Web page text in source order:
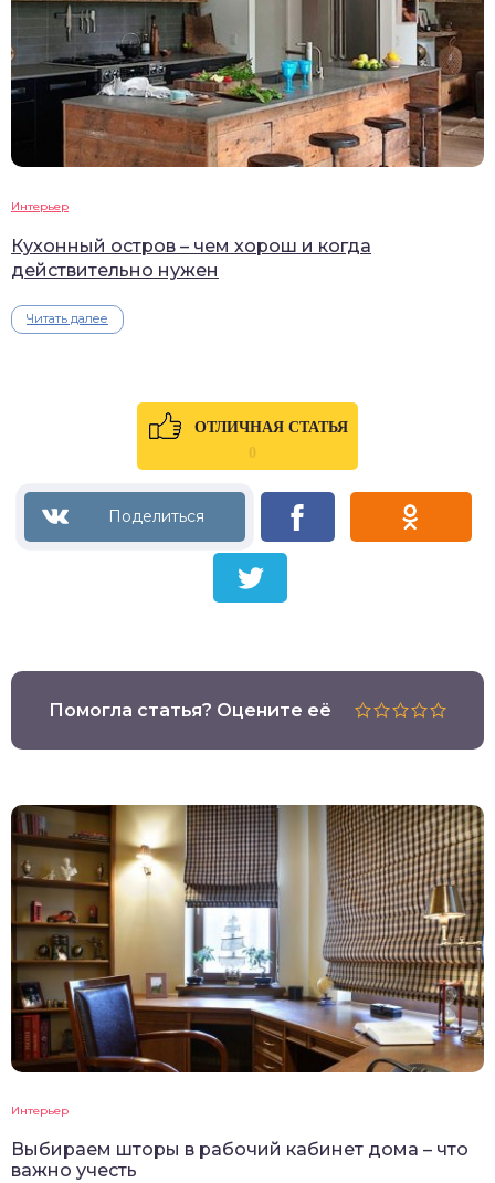
Интерьер
Кухонный остров – чем хорош и когда
действительно нужен
Читать далее
ОТЛИЧНАЯ СТАТЬЯ
0
Помогла статья? Оцените её
Интерьер
Выбираем шторы в рабочий кабинет дома – что
важно учесть